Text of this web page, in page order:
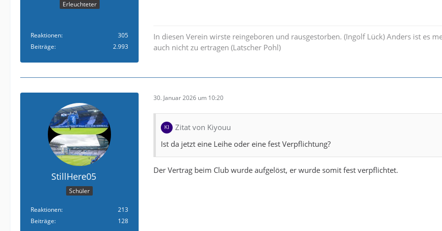
Erleuchteter
Reaktionen
305
Beiträge
2.993
In diesen Verein wirste reingeboren und rausgestorben. (Ingolf Lück) Anders ist es
auch nicht zu ertragen (Latscher Pohl)
StillHere05
Schüler
Reaktionen
213
Beiträge
128
30. Januar 2026 um 10:20
Zitat von Kiyouu
Ist da jetzt eine Leihe oder eine fest Verpflichtung?
Der Vertrag beim Club wurde aufgelöst, er wurde somit fest verpflichtet.